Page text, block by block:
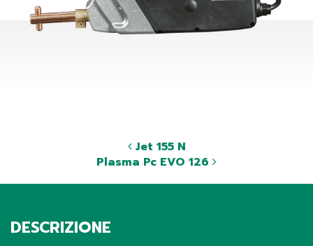
Jet 155 N
Plasma Pc EVO 126
DESCRIZIONE